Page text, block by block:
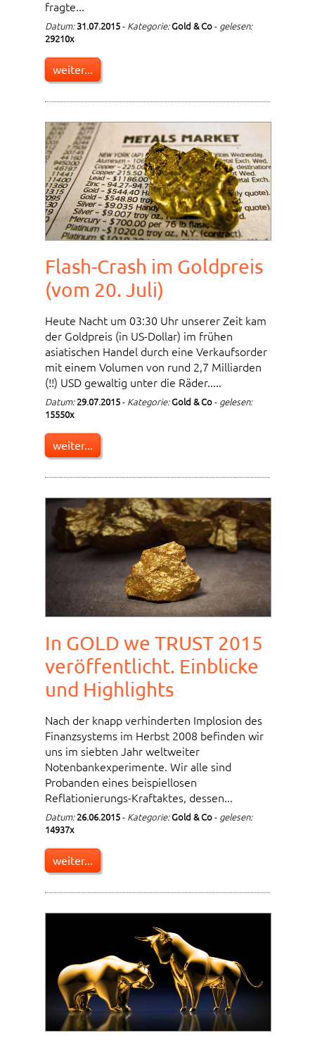
fragte...
Datum: 31.07.2015- Kategorie:Gold & Co- gelesen:
29210x
weiter...
Flash-Crash im Goldpreis
(vom 20. Juli)
Heute Nacht um 03:30 Uhr unserer Zeit kam
der Goldpreis (in US-Dollar) im frühen
asiatischen Handel durch eine Verkaufsorder
mit einem Volumen von rund 2,7 Milliarden
(!!) USD gewaltig unter die Räder.....
Datum: 29.07.2015- Kategorie:Gold & Co- gelesen:
15550x
weiter...
In GOLD we TRUST 2015
veröffentlicht. Einblicke
und Highlights
Nach der knapp verhinderten Implosion des
Finanzsystems im Herbst 2008 befinden wir
uns im siebten Jahr weltweiter
Notenbankexperimente. Wir alle sind
Probanden eines beispiellosen
Reflationierungs-Kraftaktes, dessen...
Datum: 26.06.2015- Kategorie:Gold & Co- gelesen:
14937x
weiter...